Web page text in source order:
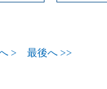
> 最後へ >>